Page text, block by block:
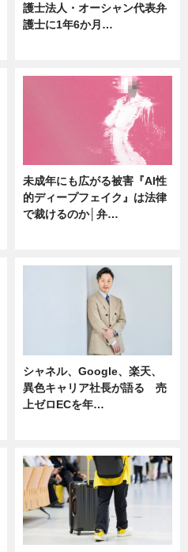
護士法人・オーシャン代表弁
護士に1年6か月…
未成年にも広がる被害『AI性
的ディープフェイク』は法律
で裁けるのか│弁…
シャネル、Google、楽天、
異色キャリア社長が語る 売
上ゼロECを年…